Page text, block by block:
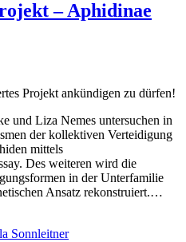
– Aphidinae
Projekt ankündigen zu dürfen!
und Liza Nemes untersuchen in
der kollektiven Verteidigung
mittels
Des weiteren wird die
in der Unterfamilie
Ansatz rekonstruiert.…
Sonnleitner